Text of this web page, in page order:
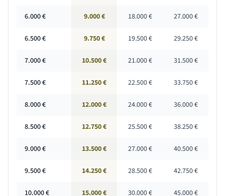
6.000€ 9.000 € 18.000 € 27.000 €
6.500€ 9.750 € 19.500 € 29.250 €
7.000€ 10.500 € 21.000 € 31.500 €
7.500€ 11.250 € 22.500 € 33.750 €
8.000€ 12.000 € 24.000 € 36.000 €
8.500€ 12.750 € 25.500 € 38.250 €
9.000€ 13.500 € 27.000 € 40.500 €
9.500€ 14.250 € 28.500 € 42.750 €
10.000€ 15.000 € 30.000 € 45.000 €